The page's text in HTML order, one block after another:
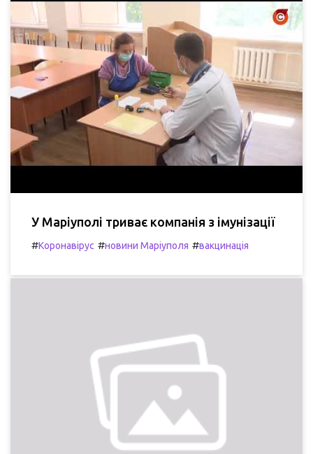
У Маріуполі триває компанія з імунізації
#Коронавірус #новини Маріуполя #вакцинація